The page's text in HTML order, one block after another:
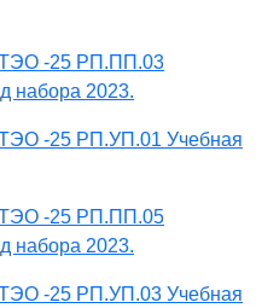
ТЭО -25 РП.ПП.03
набора 2023.
-25 РП.УП.01 Учебная
ТЭО -25 РП.ПП.05
набора 2023.
-25 РП.УП.03 Учебная